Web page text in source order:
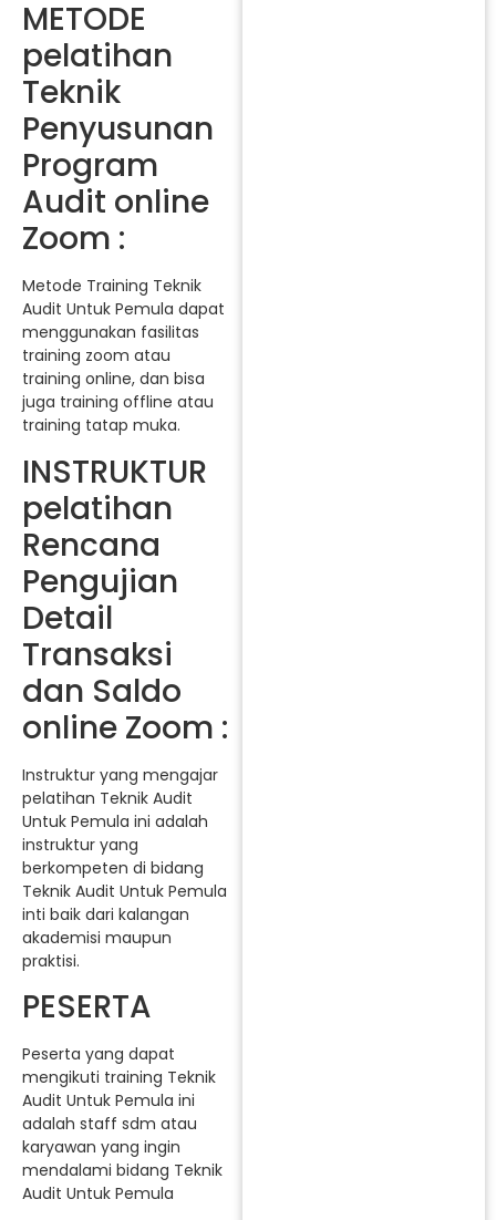
METODE
pelatihan
Teknik
Penyusunan
Program
Audit online
Zoom :
Metode Training Teknik
Audit Untuk Pemula dapat
menggunakan fasilitas
training zoom atau
training online, dan bisa
juga training offline atau
training tatap muka.
INSTRUKTUR
pelatihan
Rencana
Pengujian
Detail
Transaksi
dan Saldo
online Zoom :
Instruktur yang mengajar
pelatihan Teknik Audit
Untuk Pemula ini adalah
instruktur yang
berkompeten di bidang
Teknik Audit Untuk Pemula
inti baik dari kalangan
akademisi maupun
praktisi.
PESERTA
Peserta yang dapat
mengikuti training Teknik
Audit Untuk Pemula ini
adalah staff sdm atau
karyawan yang ingin
mendalami bidang Teknik
Audit Untuk Pemula